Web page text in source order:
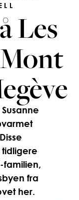
Les
familien,
fra
her.